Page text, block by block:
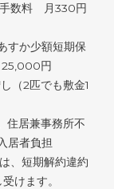
数料 月330円
すか少額短期保
25,000円
（2匹でも敷金1
住居兼事務所不
居者負担
、短期解約違約
けます。